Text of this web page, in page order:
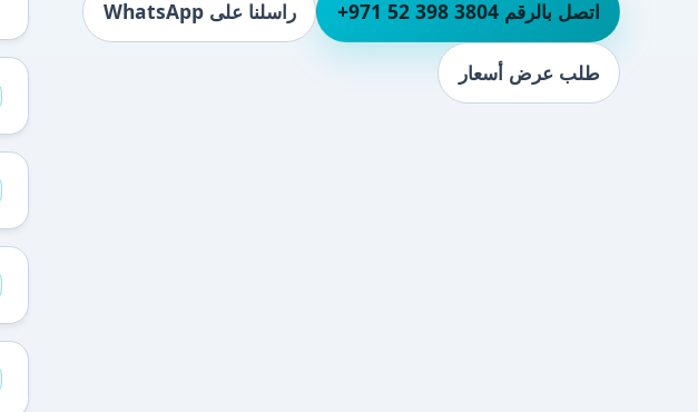
اتصل بالرقم ⁦+971 52 398 3804⁩ راسلنا على WhatsApp
طلب عرض أسعار